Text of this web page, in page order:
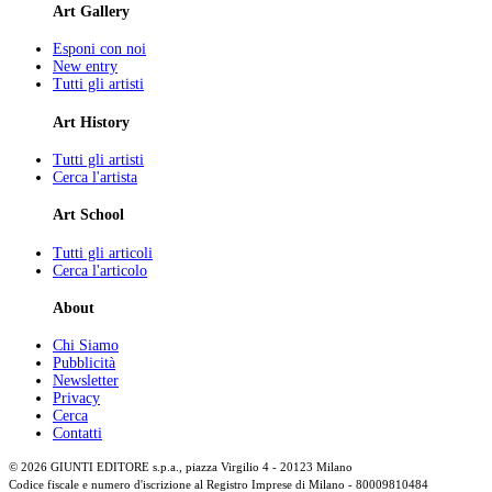
Art Gallery
Esponi con noi
New entry
Tutti gli artisti
Art History
Tutti gli artisti
Cerca l'artista
Art School
Tutti gli articoli
Cerca l'articolo
About
Chi Siamo
Pubblicità
Newsletter
Privacy
Cerca
Contatti
© 2026 GIUNTI EDITORE s.p.a., piazza Virgilio 4 - 20123 Milano
Codice fiscale e numero d'iscrizione al Registro Imprese di Milano - 80009810484